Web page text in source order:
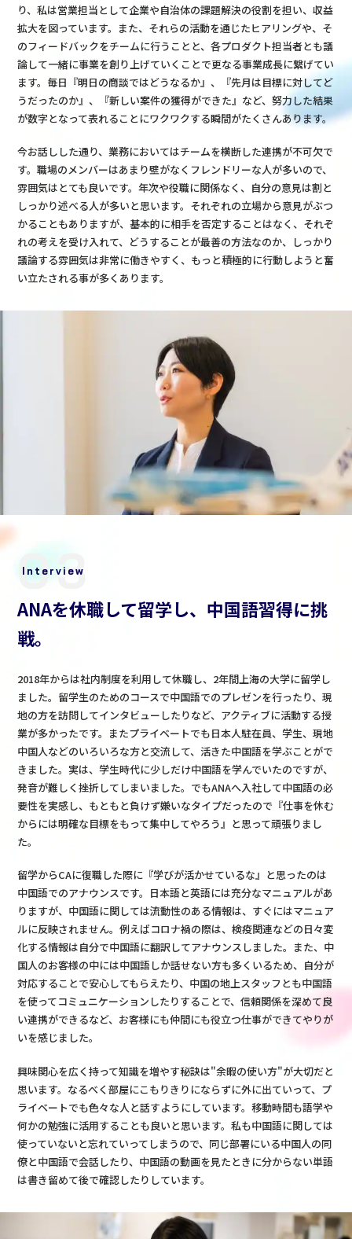
り、私は営業担当として企業や自治体の課題解決の役割を担い、収益
拡大を図っています。また、それらの活動を通じたヒアリングや、そ
のフィードバックをチームに行うことと、各プロダクト担当者とも議
論して一緒に事業を創り上げていくことで更なる事業成長に繋げてい
ます。毎日『明日の商談ではどうなるか』、『先月は目標に対してど
うだったのか』、『新しい案件の獲得ができた』など、努力した結果
が数字となって表れることにワクワクする瞬間がたくさんあります。
今お話しした通り、業務においてはチームを横断した連携が不可欠で
す。職場のメンバーはあまり壁がなくフレンドリーな人が多いので、
雰囲気はとても良いです。年次や役職に関係なく、自分の意見は割と
しっかり述べる人が多いと思います。それぞれの立場から意見がぶつ
かることもありますが、基本的に相手を否定することはなく、それぞ
れの考えを受け入れて、どうすることが最善の方法なのか、しっかり
議論する雰囲気は非常に働きやすく、もっと積極的に行動しようと奮
い立たされる事が多くあります。
Interview
03
ANAを休職して留学し、中国語習得に挑
戦。
2018年からは社内制度を利用して休職し、2年間上海の大学に留学し
ました。留学生のためのコースで中国語でのプレゼンを行ったり、現
地の方を訪問してインタビューしたりなど、アクティブに活動する授
業が多かったです。またプライベートでも日本人駐在員、学生、現地
中国人などのいろいろな方と交流して、活きた中国語を学ぶことがで
きました。実は、学生時代に少しだけ中国語を学んでいたのですが、
発音が難しく挫折してしまいました。でもANAへ入社して中国語の必
要性を実感し、もともと負けず嫌いなタイプだったので『仕事を休む
からには明確な目標をもって集中してやろう』と思って頑張りまし
た。
留学からCAに復職した際に『学びが活かせているな』と思ったのは
中国語でのアナウンスです。日本語と英語には充分なマニュアルがあ
りますが、中国語に関しては流動性のある情報は、すぐにはマニュア
ルに反映されません。例えばコロナ禍の際は、検疫関連などの日々変
化する情報は自分で中国語に翻訳してアナウンスしました。また、中
国人のお客様の中には中国語しか話せない方も多くいるため、自分が
対応することで安心してもらえたり、中国の地上スタッフとも中国語
を使ってコミュニケーションしたりすることで、信頼関係を深めて良
い連携ができるなど、お客様にも仲間にも役立つ仕事ができてやりが
いを感じました。
興味関心を広く持って知識を増やす秘訣は"余暇の使い方"が大切だと
思います。なるべく部屋にこもりきりにならずに外に出ていって、プ
ライベートでも色々な人と話すようにしています。移動時間も語学や
何かの勉強に活用することも良いと思います。私も中国語に関しては
使っていないと忘れていってしまうので、同じ部署にいる中国人の同
僚と中国語で会話したり、中国語の動画を見たときに分からない単語
は書き留めて後で確認したりしています。